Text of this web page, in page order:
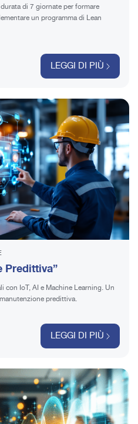
di 7 giornate per formare
un programma di Lean
LEGGI DI PIÙ
Predittiva”
con IoT, AI e Machine Learning. Un
predittiva.
LEGGI DI PIÙ